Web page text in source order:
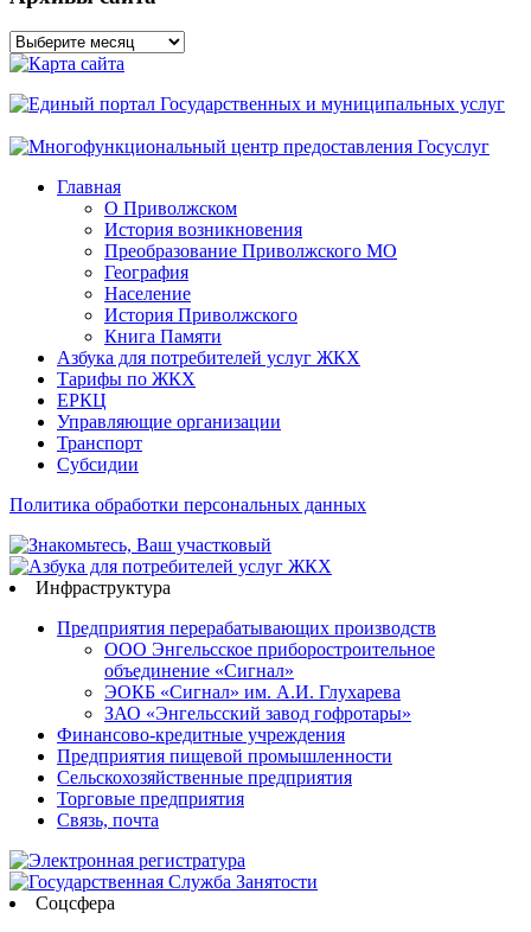
Архивы
сайта
Главная
О Приволжском
История возникновения
Преобразование Приволжского МО
География
Население
История Приволжского
Книга Памяти
Азбука для потребителей услуг ЖКХ
Тарифы по ЖКХ
ЕРКЦ
Управляющие организации
Транспорт
Субсидии
Политика обработки персональных данных
Инфраструктура
Предприятия перерабатывающих производств
ООО Энгельсское приборостроительное
объединение «Сигнал»
ЭОКБ «Сигнал» им. А.И. Глухарева
ЗАО «Энгельсский завод гофротары»
Финансово-кредитные учреждения
Предприятия пищевой промышленности
Сельскохозяйственные предприятия
Торговые предприятия
Связь, почта
Соцсфера